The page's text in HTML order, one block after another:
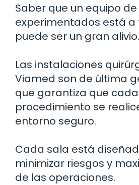
Saber que un equipo
experimentados está a
puede ser un gran alivio.
Las instalaciones
Viamed son de última
que garantiza que cada
procedimiento se
entorno seguro.
Cada sala está
minimizar riesgos y
de las operaciones.